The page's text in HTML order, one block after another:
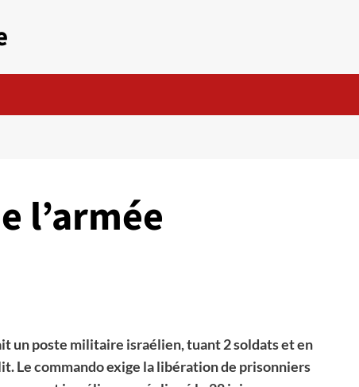
l’armée
un poste militaire israélien, tuant 2 soldats et en
Le commando exige la libération de prisonniers